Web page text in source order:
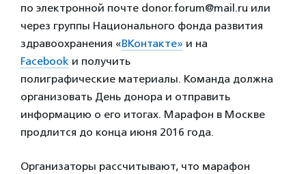
по электронной почте donor.forum@mail.ru или
через группы Национального фонда развития
здравоохранения «ВКонтакте» и на
Facebook и получить
полиграфические материалы. Команда должна
организовать День донора и отправить
информацию о его итогах. Марафон в Москве
продлится до конца июня 2016 года.
Организаторы рассчитывают, что марафон